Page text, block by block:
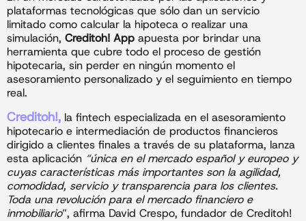
plataformas tecnológicas que sólo dan un servicio
limitado como calcular la hipoteca o realizar una
simulación, Creditoh! App apuesta por brindar una
herramienta que cubre todo el proceso de gestión
hipotecaria, sin perder en ningún momento el
asesoramiento personalizado y el seguimiento en tiempo
real.
Creditoh!, la fintech especializada en el asesoramiento
hipotecario e intermediación de productos financieros
dirigido a clientes finales a través de su plataforma, lanza
esta aplicación “única en el mercado español y europeo y
cuyas características más importantes son la agilidad,
comodidad, servicio y transparencia para los clientes.
Toda una revolución para el mercado financiero e
inmobiliario”, afirma David Crespo, fundador de Creditoh!